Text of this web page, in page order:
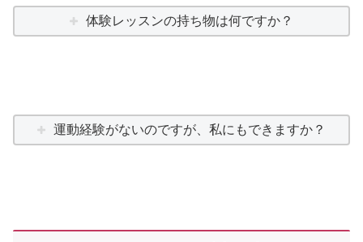
体験レッスンの持ち物は何ですか？
運動経験がないのですが、私にもできますか？